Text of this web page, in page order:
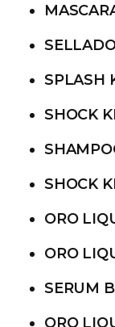
SPLASH
SHOCK
SHOCK
ORO
ORO
SERUM
ORO